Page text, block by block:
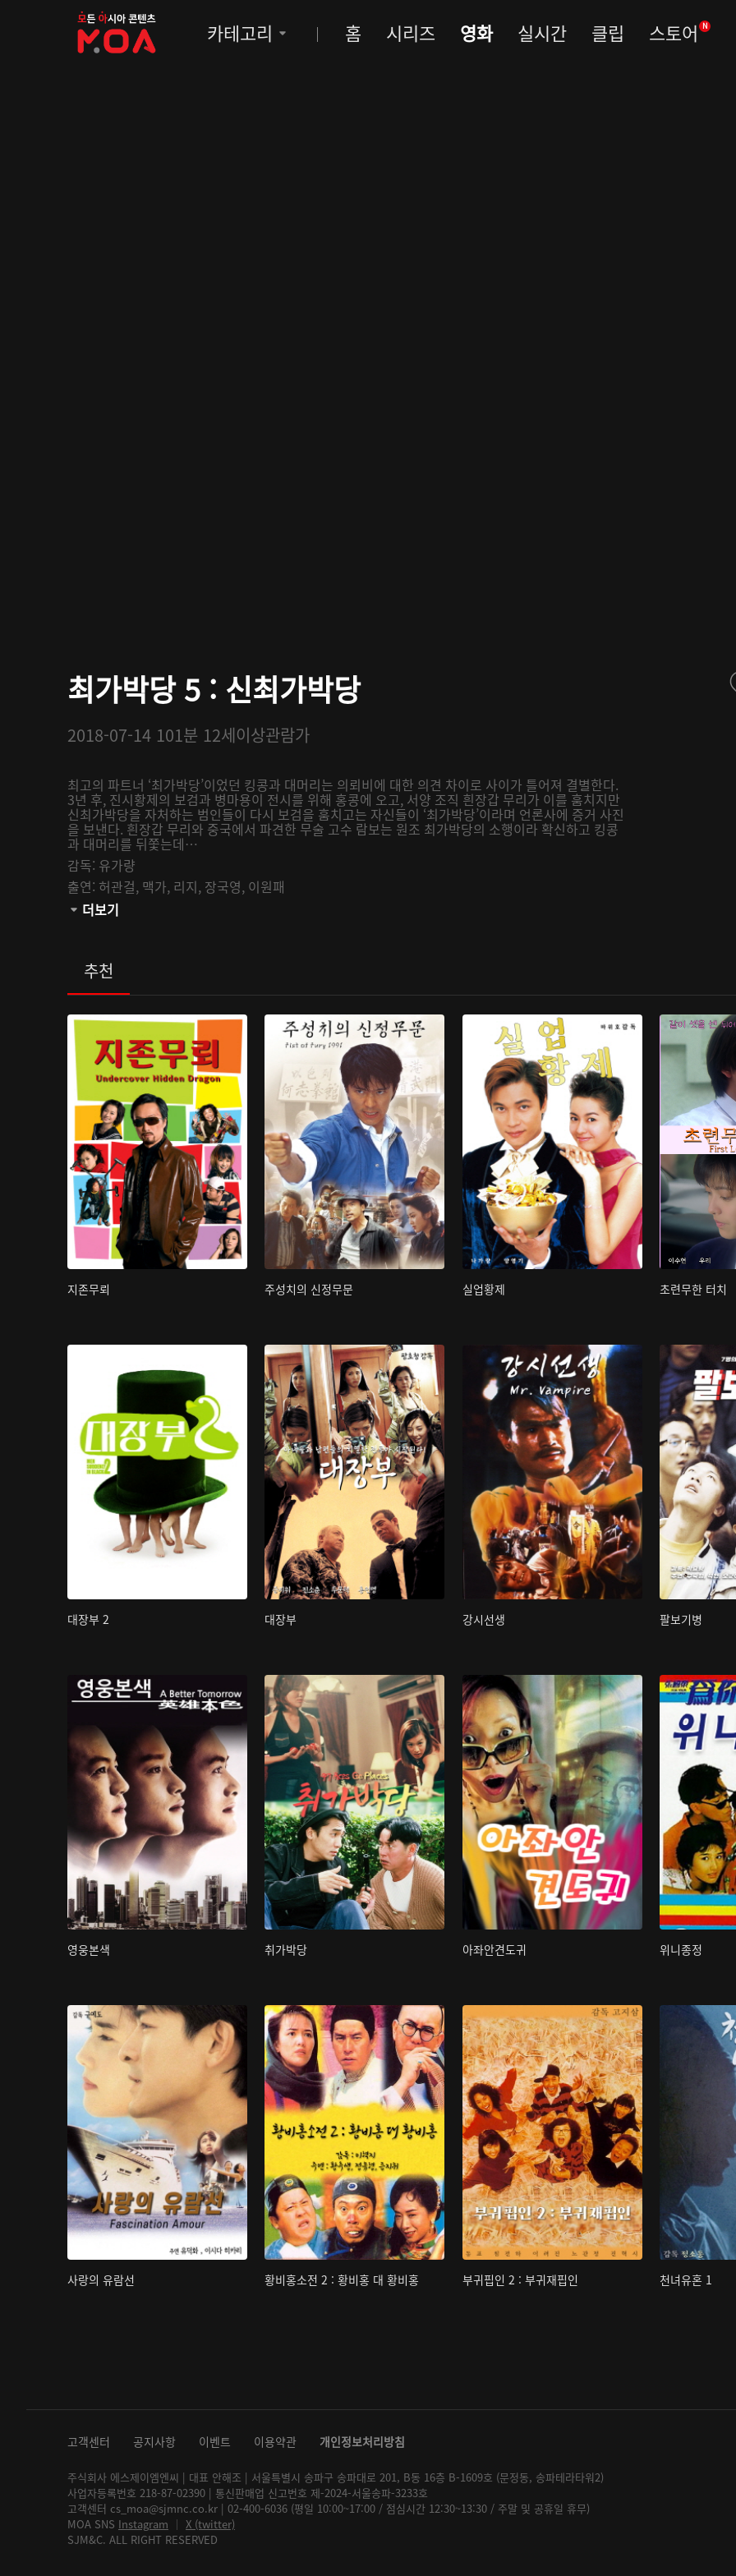
MOA
카테고리 홈 시리즈 영화 실시간 클립 스토어 N
최가박당 5 : 신최가박당
2018-07-14 101분 12세이상관람가
최고의 파트너 ‘최가박당’이었던 킹콩과 대머리는 의뢰비에 대한 의견 차이로 사이가 틀어져 결별한다.
3년 후, 진시황제의 보검과 병마용이 전시를 위해 홍콩에 오고, 서양 조직 흰장갑 무리가 이를 훔치지만
신최가박당을 자처하는 범인들이 다시 보검을 훔치고는 자신들이 ‘최가박당’이라며 언론사에 증거 사진
을 보낸다. 흰장갑 무리와 중국에서 파견한 무술 고수 람보는 원조 최가박당의 소행이라 확신하고 킹콩
과 대머리를 뒤쫓는데…
감독: 유가량
출연: 허관걸, 맥가, 리지, 장국영, 이원패
관람등급:
더보기
추천
지존무뢰 주성치의 신정무문 실업황제 초련무한 터치
대장부 2 대장부 강시선생 팔보기병
영웅본색 취가박당 아좌안견도귀 위니종정
사랑의 유람선 황비홍소전 2 : 황비홍 대 황비홍 부귀핍인 2 : 부귀재핍인 천녀유혼 1
고객센터 공지사항 이벤트 이용약관 개인정보처리방침
주식회사 에스제이엠엔씨 | 대표 안해조 | 서울특별시 송파구 송파대로 201, B동 16층 B-1609호 (문정동, 송파테라타워2)
사업자등록번호 218-87-02390 | 통신판매업 신고번호 제-2024-서울송파-3233호
고객센터 cs_moa@sjmnc.co.kr | 02-400-6036 (평일 10:00~17:00 / 점심시간 12:30~13:30 / 주말 및 공휴일 휴무)
MOA SNS Instagram │ X (twitter)
SJM&C. ALL RIGHT RESERVED